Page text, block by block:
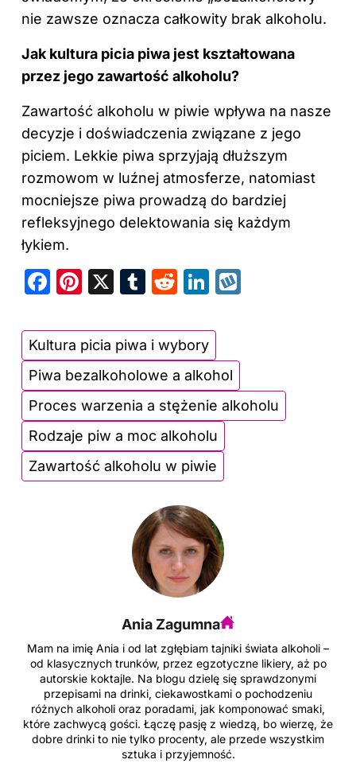
nie zawsze oznacza całkowity brak alkoholu.
Jak kultura picia piwa jest kształtowana
przez jego zawartość alkoholu?
Zawartość alkoholu w piwie wpływa na nasze
decyzje i doświadczenia związane z jego
piciem. Lekkie piwa sprzyjają dłuższym
rozmowom w luźnej atmosferze, natomiast
mocniejsze piwa prowadzą do bardziej
refleksyjnego delektowania się każdym
łykiem.
F
c
e
b
o
o
k
Pi
er
e
st
X
T
m
bl
r
R
d
di
t
Li
k
e
dI
n
p
Kultura picia piwa i wybory
Piwa bezalkoholowe a alkohol
Proces warzenia a stężenie alkoholu
Rodzaje piw a moc alkoholu
Zawartość alkoholu w piwie
Ania Zagumna
Mam na imię Ania i od lat zgłębiam tajniki świata alkoholi –
od klasycznych trunków, przez egzotyczne likiery, aż po
autorskie koktajle. Na blogu dzielę się sprawdzonymi
przepisami na drinki, ciekawostkami o pochodzeniu
różnych alkoholi oraz poradami, jak komponować smaki,
które zachwycą gości. Łączę pasję z wiedzą, bo wierzę, że
dobre drinki to nie tylko procenty, ale przede wszystkim
sztuka i przyjemność.